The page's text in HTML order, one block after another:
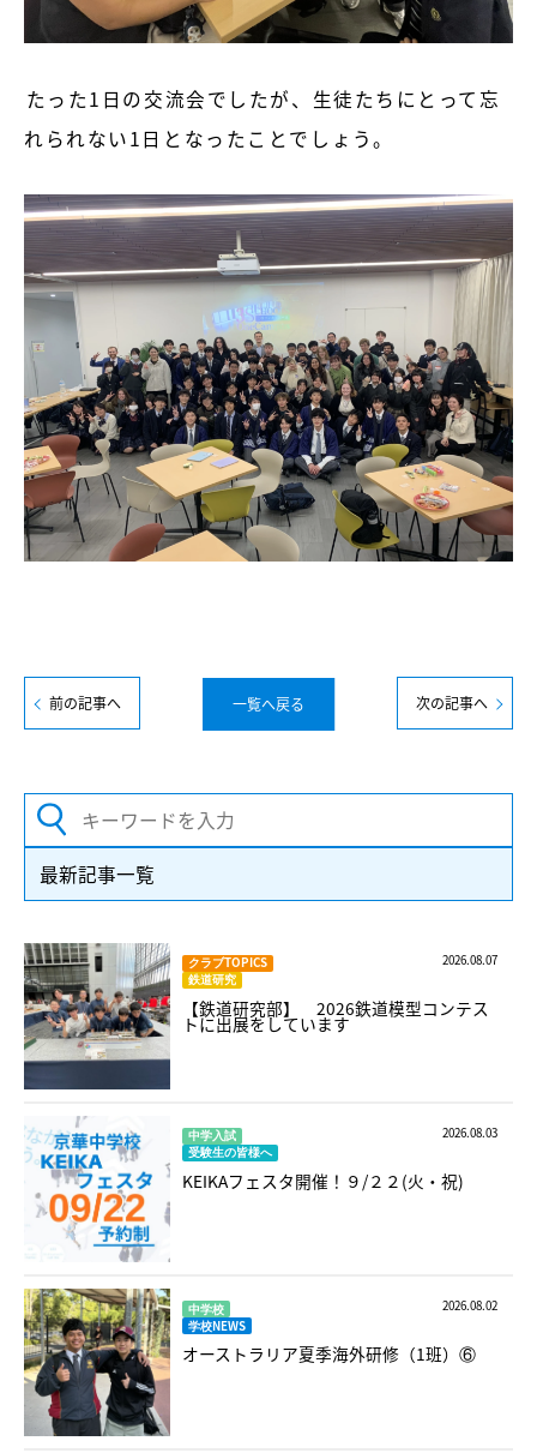
たった1日の交流会でしたが、生徒たちにとって忘
れられない1日となったことでしょう。
前の記事へ 一覧へ戻る 次の記事へ
最新記事一覧
クラブTOPICS
鉄道研究
2026.08.07
【鉄道研究部】 2026鉄道模型コンテス
トに出展をしています
中学入試
受験生の皆様へ
2026.08.03
KEIKAフェスタ開催！９/２２(火・祝)
中学校
学校NEWS
2026.08.02
オーストラリア夏季海外研修（1班）⑥